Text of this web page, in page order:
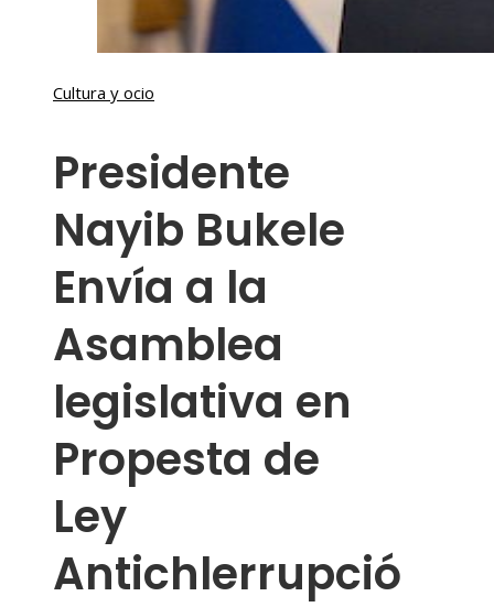
Cultura y ocio
Presidente
Nayib Bukele
Envía a la
Asamblea
legislativa en
Propesta de
Ley
Antichlerrupció